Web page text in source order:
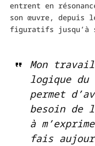
entrent en
son œuvre, depuis
figuratifs jusqu’à
Mon
logique du
permet
besoin de
à
fais